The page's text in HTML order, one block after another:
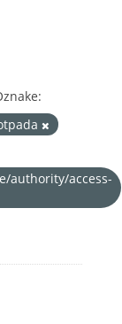
authority/access-